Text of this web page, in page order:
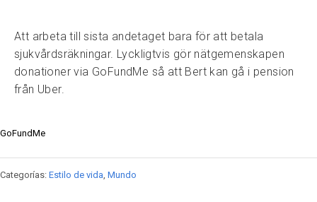
Att arbeta till sista andetaget bara för att betala
sjukvårdsräkningar. Lyckligtvis gör nätgemenskapen
donationer via GoFundMe så att Bert kan gå i pension
från Uber.
GoFundMe
Categorías: Estilo de vida Mundo